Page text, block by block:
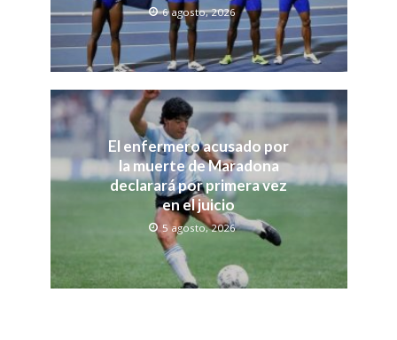
6 agosto, 2026
El enfermero acusado por
la muerte de Maradona
declarará por primera vez
en el juicio
5 agosto, 2026